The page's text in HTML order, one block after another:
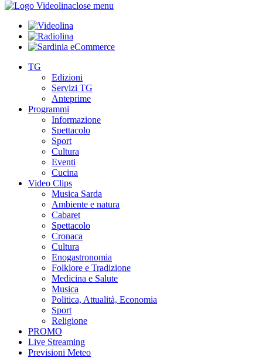
close menu
TG
Edizioni
Servizi TG
Anteprime
Programmi
Informazione
Spettacolo
Sport
Cultura
Eventi
Cucina
Video Clips
Musica Sarda
Ambiente e natura
Cabaret
Spettacolo
Cronaca
Cultura
Enogastronomia
Folklore e Tradizione
Medicina e Salute
Musica
Politica, Attualità, Economia
Sport
Religione
PROMO
Live Streaming
Previsioni Meteo